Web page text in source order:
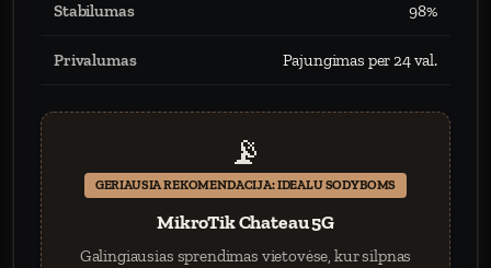
Stabilumas 98%
Privalumas Pajungimas per 24 val.
📡
GERIAUSIA REKOMENDACIJA: IDEALU SODYBOMS
MikroTik Chateau 5G
Galingiausias sprendimas vietovėse, kur silpnas